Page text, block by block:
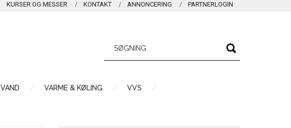
KURSER OG MESSER KONTAKT ANNONCERING PARTNERLOGIN
VAND VARME & KØLING
VVS